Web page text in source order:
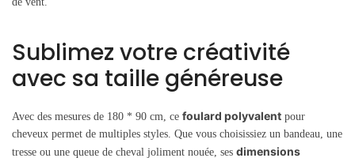
Sublimez votre créativité
avec sa taille généreuse
Avec des mesures de 180 * 90 cm, ce foulard polyvalent pour
cheveux permet de multiples styles. Que vous choisissiez un bandeau, une
tresse ou une queue de cheval joliment nouée, ses dimensions